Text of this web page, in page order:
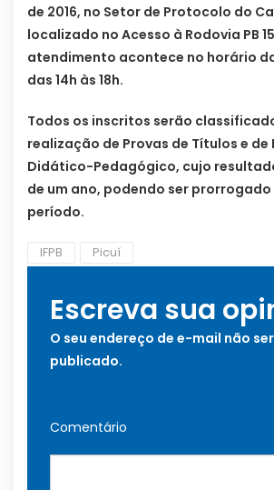
de 2016, no Setor de Protocolo do
localizado no Acesso à Rodovia PB
atendimento acontece no horário
das 14h às 18h.
Todos os inscritos serão
realização de Provas de Títulos e de
Didático-Pedagógico, cujo
de um ano, podendo ser
período.
IFPB Picuí
Escreva sua
O seu endereço de e-mail não
publicado.
Comentário